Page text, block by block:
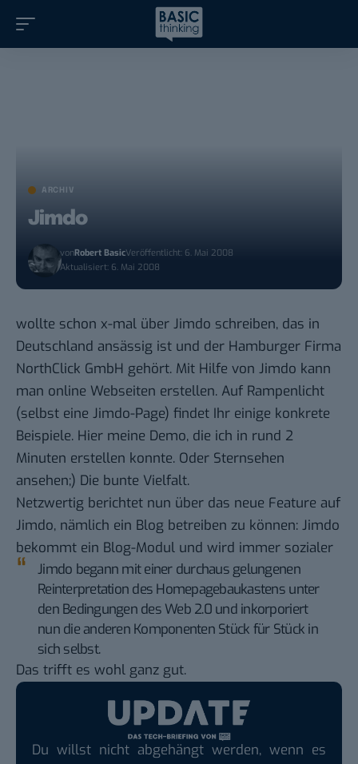
ARCHIV
Jimdo
vonRobert BasicVeröffentlicht: 6. Mai 2008
Aktualisiert: 6. Mai 2008
wollte schon x-mal über Jimdo schreiben, das in
Deutschland ansässig ist und der Hamburger Firma
NorthClick GmbH gehört. Mit Hilfe von Jimdo kann
man online Webseiten erstellen. Auf Rampenlicht
(selbst eine Jimdo-Page) findet Ihr einige konkrete
Beispiele. Hier meine Demo, die ich in rund 2
Minuten erstellen konnte. Oder Sternsehen
ansehen;) Die bunte Vielfalt.
Netzwertig berichtet nun über das neue Feature auf
Jimdo, nämlich ein Blog betreiben zu können: Jimdo
bekommt ein Blog-Modul und wird immer sozialer
Jimdo begann mit einer durchaus gelungenen
Reinterpretation des Homepagebaukastens unter
den Bedingungen des Web 2.0 und inkorporiert
nun die anderen Komponenten Stück für Stück in
sich selbst.
Das trifft es wohl ganz gut.
Du willst nicht abgehängt werden, wenn es